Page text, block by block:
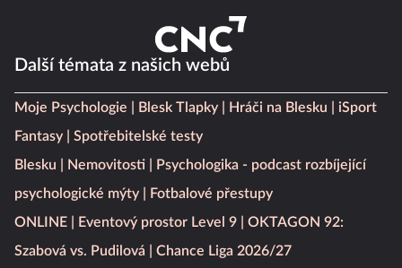
Další témata z našich webů
Moje Psychologie Blesk Tlapky Hráči na Blesku
iSport
Fantasy
Spotřebitelské testy
Blesku
Nemovitosti
Psychologika - podcast rozbíjející
psychologické mýty
Fotbalové přestupy
ONLINE
Eventový prostor Level 9
OKTAGON 92:
Szabová vs. Pudilová
Chance Liga 2026/27